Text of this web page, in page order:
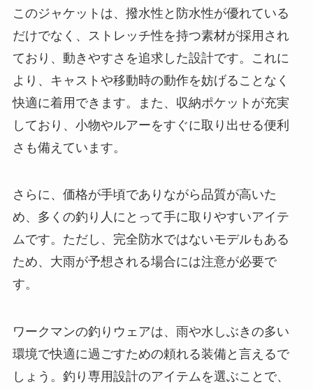
さも備えています。
さらに、価格が手頃でありながら品質が高いた
め、多くの釣り人にとって手に取りやすいアイテ
ムです。ただし、完全防水ではないモデルもある
ため、大雨が予想される場合には注意が必要で
す。
ワークマンの釣りウェアは、雨や水しぶきの多い
環境で快適に過ごすための頼れる装備と言えるで
しょう。釣り専用設計のアイテムを選ぶことで、
より効率的に雨天対策が行えます。
釣りに最適なリュックを探しているなら、ワーク
マンのラインナップは注目です。特に防水性能や